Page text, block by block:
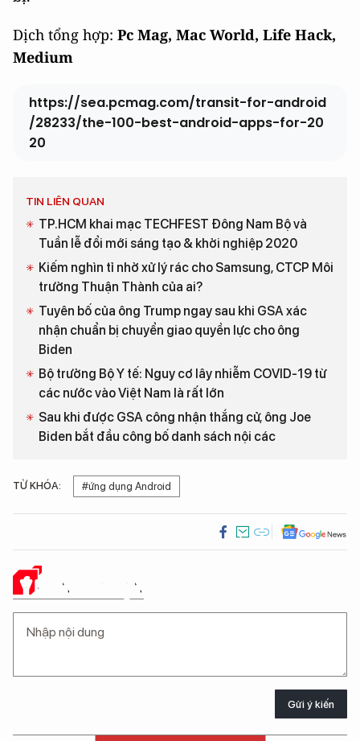
Dịch tổng hợp: Pc Mag, Mac World, Life Hack,
Medium
https://sea.pcmag.com/transit-for-android
/28233/the-100-best-android-apps-for-20
20
TIN LIÊN QUAN
TP.HCM khai mạc TECHFEST Đông Nam Bộ và
Tuần lễ đổi mới sáng tạo & khởi nghiệp 2020
Kiếm nghìn tỉ nhờ xử lý rác cho Samsung, CTCP Môi
trường Thuận Thành của ai?
Tuyên bố của ông Trump ngay sau khi GSA xác
nhận chuẩn bị chuyển giao quyền lực cho ông
Biden
Bộ trưởng Bộ Y tế: Nguy cơ lây nhiễm COVID-19 từ
các nước vào Việt Nam là rất lớn
Sau khi được GSA công nhận thắng cử, ông Joe
Biden bắt đầu công bố danh sách nội các
TỪ KHÓA: #ứng dụng Android
Ý KIẾN CỦA BẠN
Gửi ý kiến